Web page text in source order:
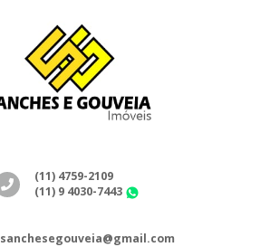
(11) 4759-2109
(11) 9 4030-7443
sanchesegouveia@gmail.com